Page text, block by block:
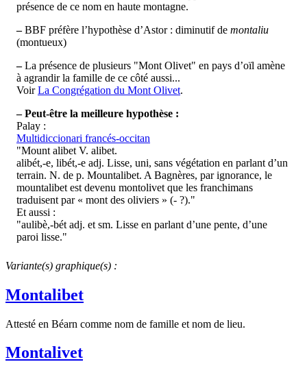
présence de ce nom en haute montagne.
–BBF préfère l’hypothèse d’Astor : diminutif de montaliu
(montueux)
–La présence de plusieurs "Mont Olivet" en pays d’oïl amène
à agrandir la famille de ce côté aussi...
VoirLa Congrégation du Mont Olivet.
– Peut-être la meilleure hypothèse :
Palay :
Multidiccionari francés-occitan
"Mount alibet V. alibet.
alibét,-e, libét,-e adj. Lisse, uni, sans végétation en parlant d’un
terrain. N. de p. Mountalibet. A Bagnères, par ignorance, le
mountalibet est devenu montolivet que les franchimans
traduisent par « mont des oliviers » (- ?)."
Et aussi :
"aulibè,-bét adj. et sm. Lisse en parlant d’une pente, d’une
paroi lisse."
Variante(s) graphique(s) :
Montalibet
Attesté en Béarn comme nom de famille et nom de lieu.
Montalivet